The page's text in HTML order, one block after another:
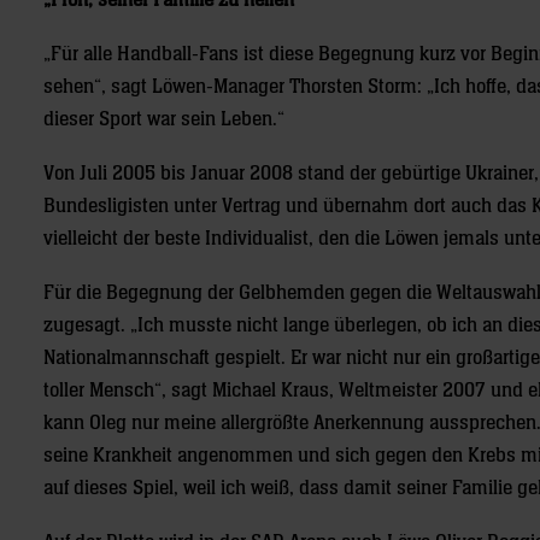
„Für alle Handball-Fans ist diese Begegnung kurz vor
sehen“, sagt Löwen-Manager Thorsten Storm: „Ich hoffe,
dieser Sport war sein Leben.“
Von Juli 2005 bis Januar 2008 stand der gebürtige
Bundesligisten unter Vertrag und übernahm dort auch das
vielleicht der beste Individualist, den die Löwen jemals
Für die Begegnung der Gelbhemden gegen die
zugesagt. „Ich musste nicht lange überlegen, ob ich an
Nationalmannschaft gespielt. Er war nicht nur ein
toller Mensch“, sagt Michael Kraus, Weltmeister 2007 und
kann Oleg nur meine allergrößte Anerkennung
seine Krankheit angenommen und sich gegen den Krebs
auf dieses Spiel, weil ich weiß, dass damit seiner Familie